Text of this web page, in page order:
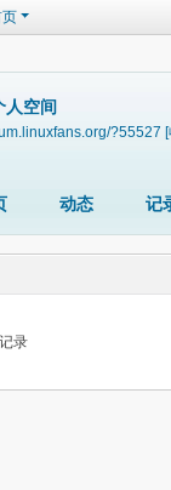
人空间
?55527 [
动态 记
录